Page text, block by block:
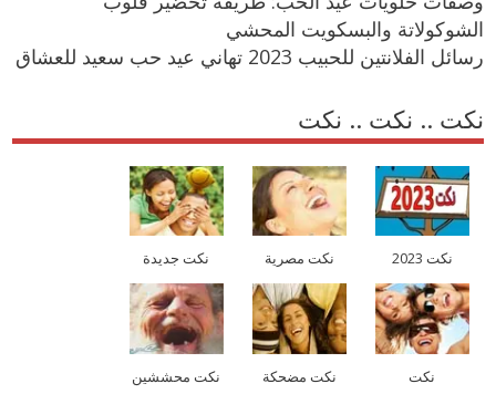
الشوكولاتة والبسكويت المحشي
رسائل الفلانتين للحبيب 2023 تهاني عيد حب سعيد للعشاق
نكت .. نكت .. نكت
نكت 2023 نكت مصرية نكت جديدة
نكت نكت مضحكة نكت محششين